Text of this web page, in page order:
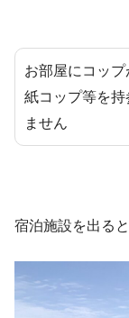
お部屋にコップ
紙コップ等を
ません
宿泊施設を出る